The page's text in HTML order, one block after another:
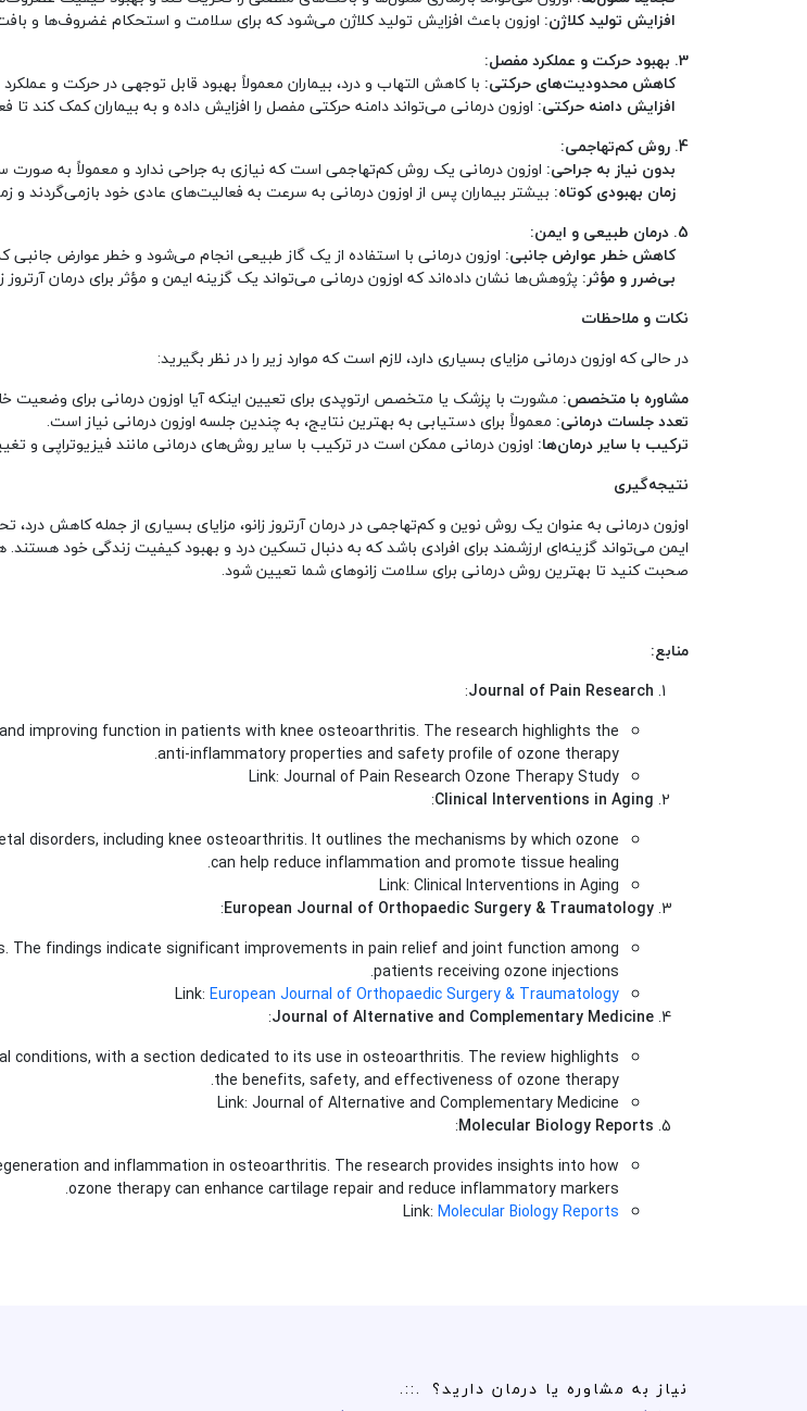
افزایش تولید کلاژن: اوزون باعث افزایش تولید کلاژن می‌شود که برای سلامت و استحکام غضروف‌ها و
3. بهبود حرکت و عملکرد مفصل:
کاهش محدودیت‌های حرکتی: با کاهش التهاب و درد، بیماران معمولاً بهبود قابل توجهی در حرکت و
افزایش دامنه حرکتی: اوزون درمانی می‌تواند دامنه حرکتی مفصل را افزایش داده و به بیماران کمک کند
4. روش کم‌تهاجمی:
بدون نیاز به جراحی: اوزون درمانی یک روش کم‌تهاجمی است که نیازی به جراحی ندارد و معمولاً به صورت
زمان بهبودی کوتاه: بیشتر بیماران پس از اوزون درمانی به سرعت به فعالیت‌های عادی خود بازمی‌گردند و
5. درمان طبیعی و ایمن:
کاهش خطر عوارض جانبی: اوزون درمانی با استفاده از یک گاز طبیعی انجام می‌شود و خطر عوارض جانبی
بی‌ضرر و مؤثر: پژوهش‌ها نشان داده‌اند که اوزون درمانی می‌تواند یک گزینه ایمن و مؤثر برای درمان آرتروز
نکات و ملاحظات
در حالی که اوزون درمانی مزایای بسیاری دارد، لازم است که موارد زیر را در نظر بگیرید:
مشاوره با متخصص: مشورت با پزشک یا متخصص ارتوپدی برای تعیین اینکه آیا اوزون درمانی برای
تعدد جلسات درمانی: معمولاً برای دستیابی به بهترین نتایج، به چندین جلسه اوزون درمانی نیاز است.
ترکیب با سایر درمان‌ها: اوزون درمانی ممکن است در ترکیب با سایر روش‌های درمانی مانند فیزیوتراپی و
نتیجه‌گیری
اوزون درمانی به عنوان یک روش نوین و کم‌تهاجمی در درمان آرتروز زانو، مزایای بسیاری از جمله کاهش
ایمن می‌تواند گزینه‌ای ارزشمند برای افرادی باشد که به دنبال تسکین درد و بهبود کیفیت زندگی خود
صحبت کنید تا بهترین روش درمانی برای سلامت زانوهای شما تعیین شود.
منابع:
Journal of Pain Research
:
improving function in patients with knee osteoarthritis. The research highlights the
anti-inflammatory properties and safety profile of ozone therapy.
Link: Journal of Pain Research Ozone Therapy Study
Clinical Interventions in Aging
:
disorders, including knee osteoarthritis. It outlines the mechanisms by which ozone
can help reduce inflammation and promote tissue healing.
Link: Clinical Interventions in Aging
European Journal of Orthopaedic Surgery & Traumatology
:
findings indicate significant improvements in pain relief and joint function among
patients receiving ozone injections.
Link: European Journal of Orthopaedic Surgery & Traumatology
Journal of Alternative and Complementary Medicine
:
conditions, with a section dedicated to its use in osteoarthritis. The review highlights
the benefits, safety, and effectiveness of ozone therapy.
Link: Journal of Alternative and Complementary Medicine
Molecular Biology Reports
:
and inflammation in osteoarthritis. The research provides insights into how
ozone therapy can enhance cartilage repair and reduce inflammatory markers.
Link: Molecular Biology Reports
نیاز به مشاوره یا درمان دارید؟